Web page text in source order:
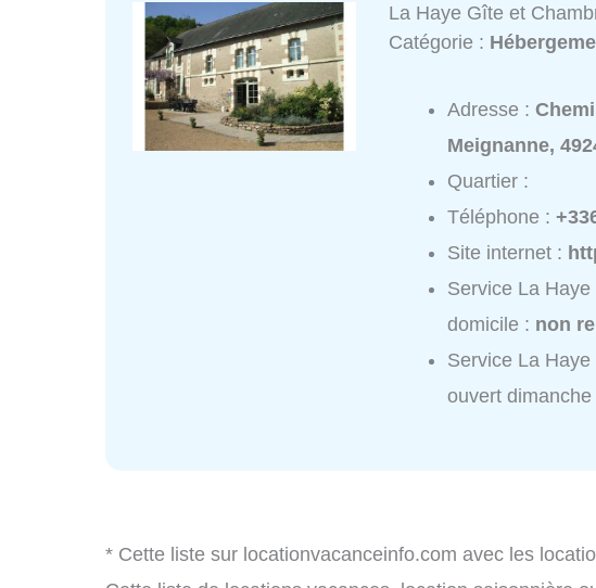
La Haye Gîte et
Catégorie :
Adresse :
Meignanne,
Quartier :
Téléphone :
Site internet :
Service La
domicile : non
Service La
ouvert dimanche
* Cette liste sur locationvacanceinfo.com avec les